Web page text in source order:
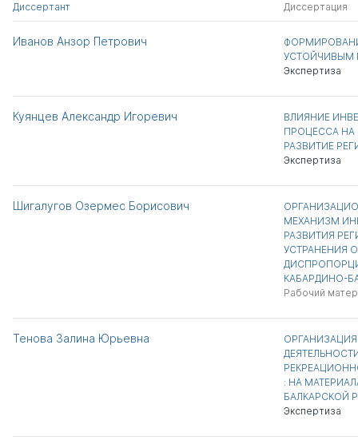
Диссертант Диссертация
Иванов Анзор Петрович
УСТОЙЧИВЫМ
Экспертиза
Куянцев Александр Игоревич
ВЛИЯНИЕ
ПРОЦЕССА
РАЗВИТИЕ
Экспертиза
Шигалугов Озермес Борисович
МЕХАНИЗМ
РАЗВИТИЯ
УСТРАНЕНИЯ
КАБАРДИНО-
Рабочий
Тенова Залина Юрьевна
: НА
БАЛКАРСКОЙ
Экспертиза